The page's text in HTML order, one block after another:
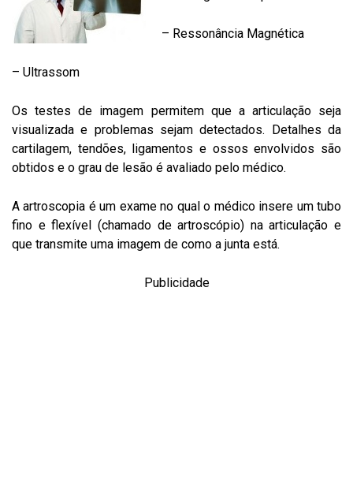
– Ressonância Magnética
– Ultrassom
Os testes de imagem permitem que a articulação seja
visualizada e problemas sejam detectados. Detalhes da
cartilagem, tendões, ligamentos e ossos envolvidos são
obtidos e o grau de lesão é avaliado pelo médico.
A artroscopia é um exame no qual o médico insere um tubo
fino e flexível (chamado de artroscópio) na articulação e
que transmite uma imagem de como a junta está.
Publicidade